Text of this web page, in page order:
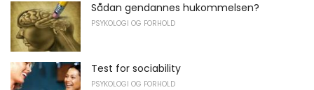
Sådan gendannes hukommelsen?
PSYKOLOGI OG FORHOLD
Test for sociability
PSYKOLOGI OG FORHOLD